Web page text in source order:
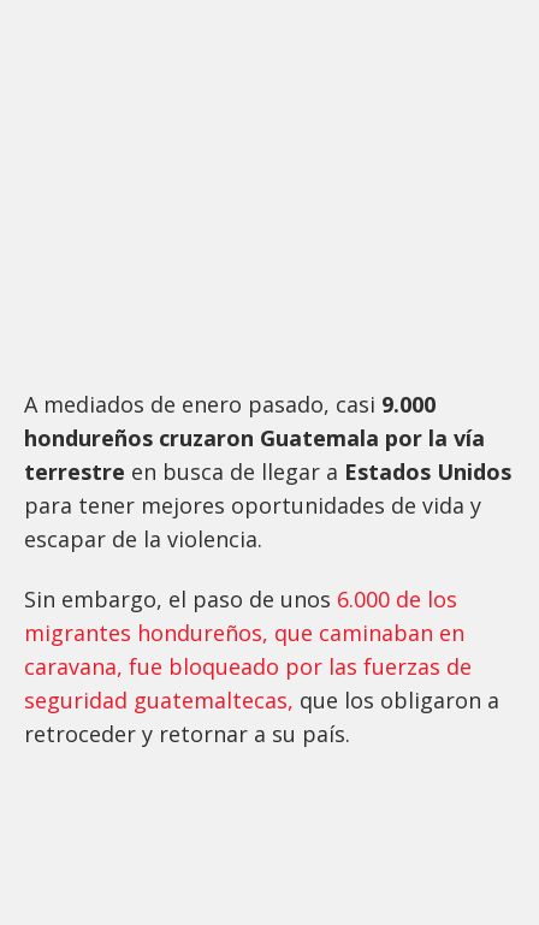
A mediados de enero pasado, casi 9.000
hondureños cruzaron Guatemala por la vía
terrestre en busca de llegar a Estados Unidos
para tener mejores oportunidades de vida y
escapar de la violencia.
Sin embargo, el paso de unos 6.000 de los
migrantes hondureños, que caminaban en
caravana, fue bloqueado por las fuerzas de
seguridad guatemaltecas, que los obligaron a
retroceder y retornar a su país.